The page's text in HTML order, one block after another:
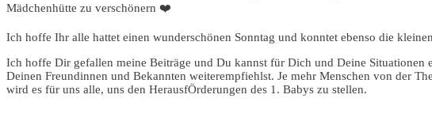
Mädchenhütte zu verschönern ❤️
Ich hoffe Ihr alle hattet einen wunderschönen Sonntag und konntet ebenso die
Ich hoffe Dir gefallen meine Beiträge und Du kannst für Dich und Deine
Deinen Freundinnen und Bekannten weiterempfiehlst. Je mehr Menschen von der
wird es für uns alle, uns den HerausfÖrderungen des 1. Babys zu stellen.